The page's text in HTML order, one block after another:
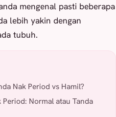
mengenal pasti beberapa
lebih yakin dengan
tubuh.
Nak Period vs Hamil?
Period: Normal atau Tanda